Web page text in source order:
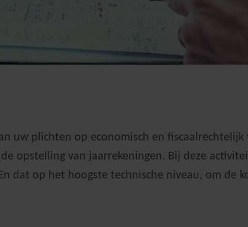
uw plichten op economisch en fiscaalrechtelijk
opstelling van jaarrekeningen. Bij deze
dat op het hoogste technische niveau, om de